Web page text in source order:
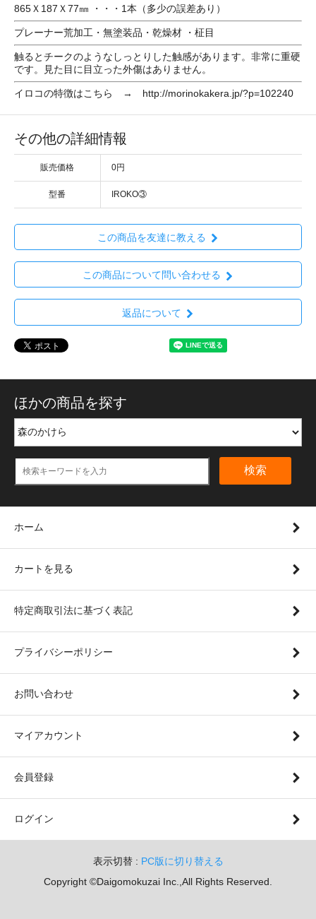
865Ｘ187Ｘ77㎜ ・・・1本（多少の誤差あり）
プレーナー荒加工・無塗装品・乾燥材 ・柾目
触るとチークのようなしっとりした触感があります。非常に重硬
です。見た目に目立った外傷はありません。
イロコの特徴はこちら → http://morinokakera.jp/?p=102240
その他の詳細情報
販売価格 0円
型番 IROKO③
この商品を友達に教える
この商品について問い合わせる
返品について
ほかの商品を探す
検索
ホーム
カートを見る
特定商取引法に基づく表記
プライバシーポリシー
お問い合わせ
マイアカウント
会員登録
ログイン
表示切替 : PC版に切り替える
Copyright ©Daigomokuzai Inc.,All Rights Reserved.